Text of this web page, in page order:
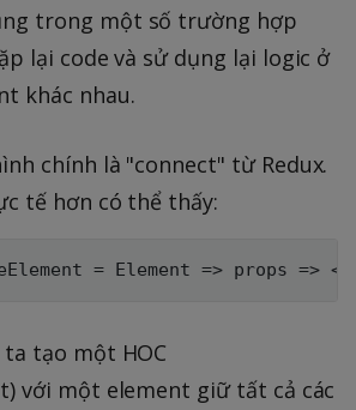
trong một số trường hợp
lại code và sử dụng lại logic ở
khác nhau.
chính là "connect" từ Redux.
tế hơn có thể thấy:
tạo một HOC
với một element giữ tất cả các